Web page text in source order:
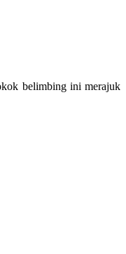
belimbing ini merajuk